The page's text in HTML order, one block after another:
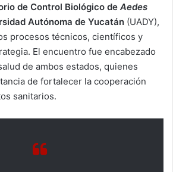
de Control Biológico de Aedes
Autónoma de Yucatán (UADY),
procesos técnicos, científicos y
El encuentro fue encabezado
de ambos estados, quienes
de fortalecer la cooperación
sanitarios.